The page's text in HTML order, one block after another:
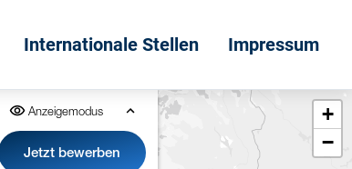
Internationale Stellen Impressum
Anzeigemodus
Jetzt bewerben
+
−